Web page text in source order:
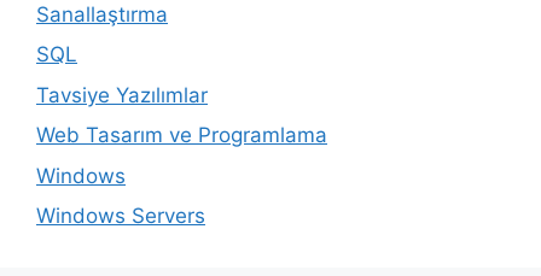
Sanallaştırma
SQL
Tavsiye Yazılımlar
Web Tasarım ve Programlama
Windows
Windows Servers